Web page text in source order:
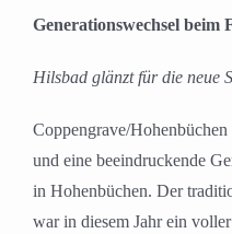
grösseres
Generationswechsel beim
Hilsbad glänzt für die neue
Coppengrave/
und eine beeindruckende
in Hohenbüchen. Der
war in diesem Jahr ein